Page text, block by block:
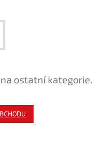
ostatní kategorie.